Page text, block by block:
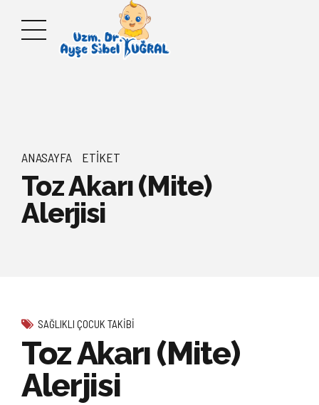
ANASAYFA ETIKET
Toz Akarı (Mite)
Alerjisi
SAĞLIKLI ÇOCUK TAKIBI
Toz Akarı (Mite)
Alerjisi